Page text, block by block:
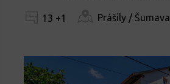
13 +1 Prášily / Šumava